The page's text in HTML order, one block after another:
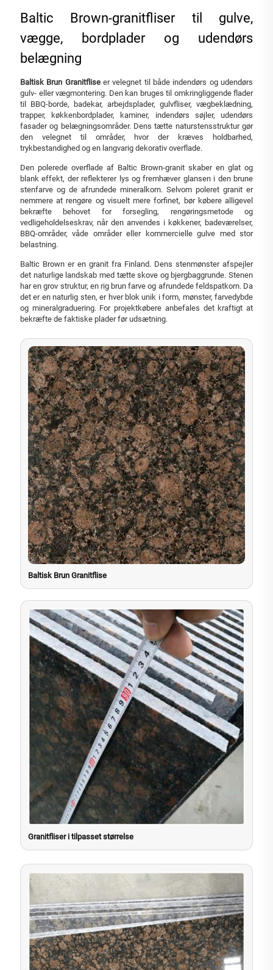
Baltic Brown-granitfliser til gulve,
vægge, bordplader og udendørs
belægning
Baltisk Brun Granitflise er velegnet til både indendørs og udendørs
gulv- eller vægmontering. Den kan bruges til omkringliggende flader
til BBQ-borde, badekar, arbejdsplader, gulvfliser, vægbeklædning,
trapper, køkkenbordplader, kaminer, indendørs søjler, udendørs
fasader og belægningsområder. Dens tætte naturstensstruktur gør
den velegnet til områder, hvor der kræves holdbarhed,
trykbestandighed og en langvarig dekorativ overflade.
Den polerede overflade af Baltic Brown-granit skaber en glat og
blank effekt, der reflekterer lys og fremhæver glansen i den brune
stenfarve og de afrundede mineralkorn. Selvom poleret granit er
nemmere at rengøre og visuelt mere forfinet, bør købere alligevel
bekræfte behovet for forsegling, rengøringsmetode og
vedligeholdelseskrav, når den anvendes i køkkener, badeværelser,
BBQ-områder, våde områder eller kommercielle gulve med stor
belastning.
Baltic Brown er en granit fra Finland. Dens stenmønster afspejler
det naturlige landskab med tætte skove og bjergbaggrunde. Stenen
har en grov struktur, en rig brun farve og afrundede feldspatkorn. Da
det er en naturlig sten, er hver blok unik i form, mønster, farvedybde
og mineralgraduering. For projektkøbere anbefales det kraftigt at
bekræfte de faktiske plader før udsætning.
Baltisk Brun Granitflise
Granitfliser i tilpasset størrelse